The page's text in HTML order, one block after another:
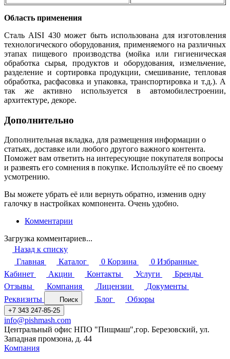
Область применения
Сталь AISI 430 может быть использована для изготовления
технологического оборудования, применяемого на различных
этапах пищевого производства (мойка или гигиеническая
обработка сырья, продуктов и оборудования, измельчение,
разделение и сортировка продукции, смешивание, тепловая
обработка, расфасовка и упаковка, транспортировка и т.д.). А
так же активно используется в автомобилестроении,
архитектуре, декоре.
Дополнительно
Дополнительная вкладка, для размещения информации о
статьях, доставке или любого другого важного контента.
Поможет вам ответить на интересующие покупателя вопросы
и развеять его сомнения в покупке. Используйте её по своему
усмотрению.
Вы можете убрать её или вернуть обратно, изменив одну
галочку в настройках компонента. Очень удобно.
Комментарии
Загрузка комментариев...
Назад к списку
Главная
Каталог 0 Корзина 0 Избранные
Кабинет
Акции Контакты Услуги
Бренды
Отзывы
Компания Лицензии
Документы
Реквизиты
Поиск Блог Обзоры
+7 343 247-85-25
info@pishmash.com
Центральный офис НПО "Пищмаш",гор. Березовский, ул.
Западная промзона, д. 44
Компания